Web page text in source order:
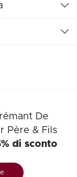
De
Père & Fils
di sconto